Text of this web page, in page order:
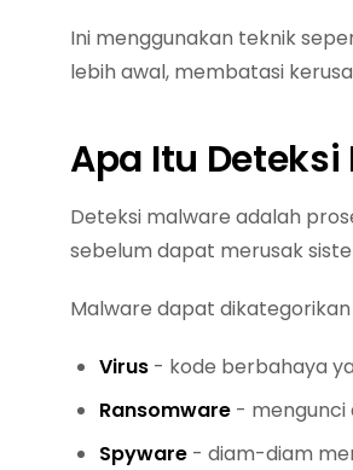
Ini menggunakan teknik
lebih awal, membatasi
Apa Itu Deteksi
Deteksi malware adalah
sebelum dapat merusak
Malware dapat dikategorikan
Virus - kode berbahaya
Ransomware - mengunci
Spyware - diam-diam